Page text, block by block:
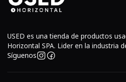
corrección de una amplia
esféricas y cromáticas.
beneficia a trabajar en
difíciles y también ofrece un
USED es una tienda de productos
Horizontal SPA. Lider en la industria
Síguenos